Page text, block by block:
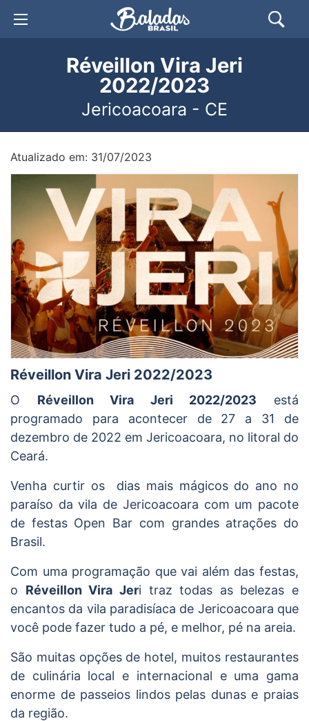
Réveillon Vira Jeri
2022/2023
Jericoacoara - CE
Atualizado em: 31/07/2023
Réveillon Vira Jeri 2022/2023
O Réveillon Vira Jeri 2022/2023 está
programado para acontecer de 27 a 31 de
dezembro de 2022 em Jericoacoara, no litoral do
Ceará.
Venha curtir os dias mais mágicos do ano no
paraíso da vila de Jericoacoara com um pacote
de festas Open Bar com grandes atrações do
Brasil.
Com uma programação que vai além das festas,
o Réveillon Vira Jeri traz todas as belezas e
encantos da vila paradisíaca de Jericoacoara que
você pode fazer tudo a pé, e melhor, pé na areia.
São muitas opções de hotel, muitos restaurantes
de culinária local e internacional e uma gama
enorme de passeios lindos pelas dunas e praias
da região.